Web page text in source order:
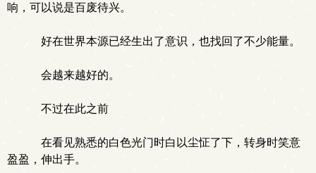
响，可以说是百废待兴。
好在世界本源已经生出了意识，也找回了不少能量。
会越来越好的。
不过在此之前
在看见熟悉的白色光门时白以尘怔了下，转身时笑意
盈盈，伸出手。